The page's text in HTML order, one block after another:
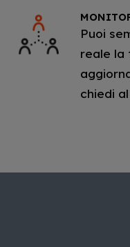
Puoi
reale la
chiedi